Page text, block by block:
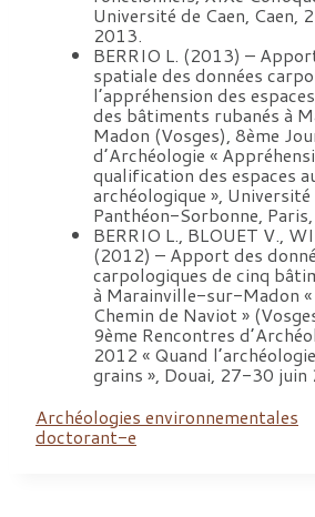
Université de Caen, Caen,
2013.
BERRIO L. (2013) –
spatiale des données
l’appréhension des
des bâtiments rubanés à
Madon (Vosges), 8ème
d’Archéologie «
qualification des espaces
archéologique », Université
Panthéon-Sorbonne,
BERRIO L., BLOUET V.,
(2012) – Apport des
carpologiques de cinq
à Marainville-sur-Madon «
Chemin de Naviot »
9ème Rencontres
2012 « Quand
grains », Douai, 27-30 juin
Archéologies environnementales
doctorant-e